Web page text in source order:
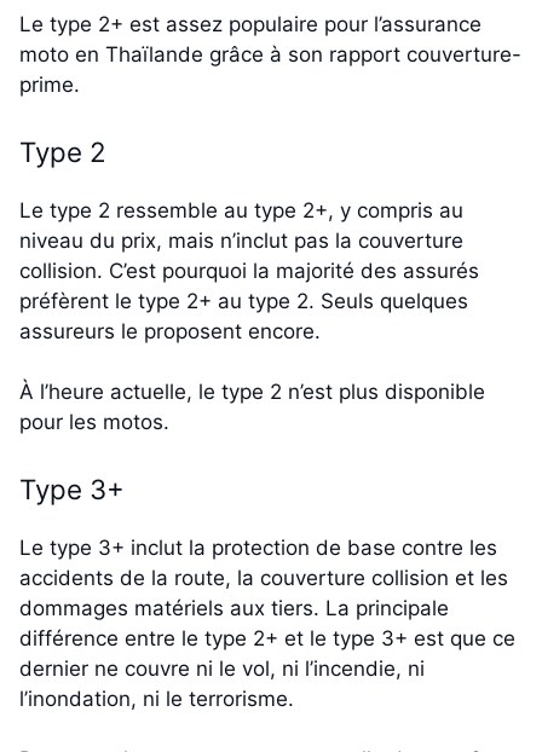
Le type 2+ est assez populaire pour l’assurance
moto en Thaïlande grâce à son rapport couverture-
prime.
Type 2
Le type 2 ressemble au type 2+, y compris au
niveau du prix, mais n’inclut pas la couverture
collision. C’est pourquoi la majorité des assurés
préfèrent le type 2+ au type 2. Seuls quelques
assureurs le proposent encore.
À l’heure actuelle, le type 2 n’est plus disponible
pour les motos.
Type 3+
Le type 3+ inclut la protection de base contre les
accidents de la route, la couverture collision et les
dommages matériels aux tiers. La principale
différence entre le type 2+ et le type 3+ est que ce
dernier ne couvre ni le vol, ni l’incendie, ni
l’inondation, ni le terrorisme.